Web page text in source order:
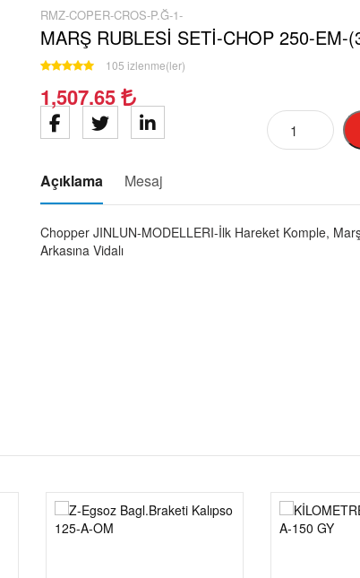
RMZ-COPER-CROS-P.Ğ-1-
MARŞ RUBLESİ SETİ-CHOP 250-EM-
105 izlenme(ler)
1,507.65
Açıklama Mesaj
Chopper JINLUN-MODELLERI-İlk Hareket Komple,
Arkasına Vidalı